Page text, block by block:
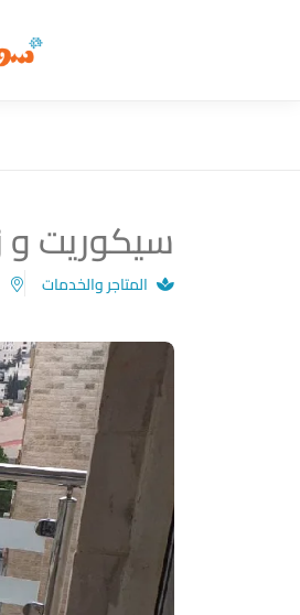
سوق
سيكوريت و
المتاجر والخدمات